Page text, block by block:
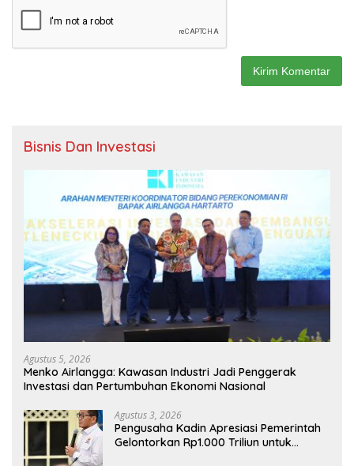
Bisnis Dan Investasi
Agustus 5, 2026
Menko Airlangga: Kawasan Industri Jadi Penggerak
Investasi dan Pertumbuhan Ekonomi Nasional
Agustus 3, 2026
Pengusaha Kadin Apresiasi Pemerintah
Gelontorkan Rp1.000 Triliun untuk